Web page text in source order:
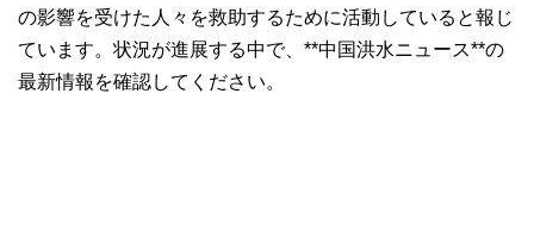
の影響を受けた人々を救助するために活動していると報じ
ています。状況が進展する中で、**中国洪水ニュース**の
最新情報を確認してください。